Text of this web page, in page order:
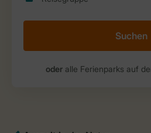
Suchen
oderalle Ferienparks auf